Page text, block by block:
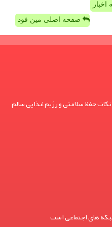
صفحه اصلی مین فود
حفظ سلامتی و رژیم غذایی سالم
های اجتماعی است